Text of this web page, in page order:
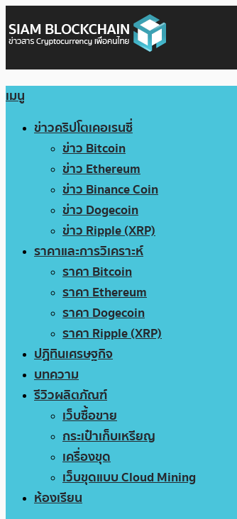
เมนู
ข่าวคริปโตเคอเรนซี่
ข่าว Bitcoin
ข่าว Ethereum
ข่าว Binance Coin
ข่าว Dogecoin
ข่าว Ripple (XRP)
ราคาและการวิเคราะห์
ราคา Bitcoin
ราคา Ethereum
ราคา Dogecoin
ราคา Ripple (XRP)
ปฏิทินเศรษฐกิจ
บทความ
รีวิวผลิตภัณฑ์
เว็บซื้อขาย
กระเป๋าเก็บเหรียญ
เครื่องขุด
เว็บขุดแบบ Cloud Mining
ห้องเรียน